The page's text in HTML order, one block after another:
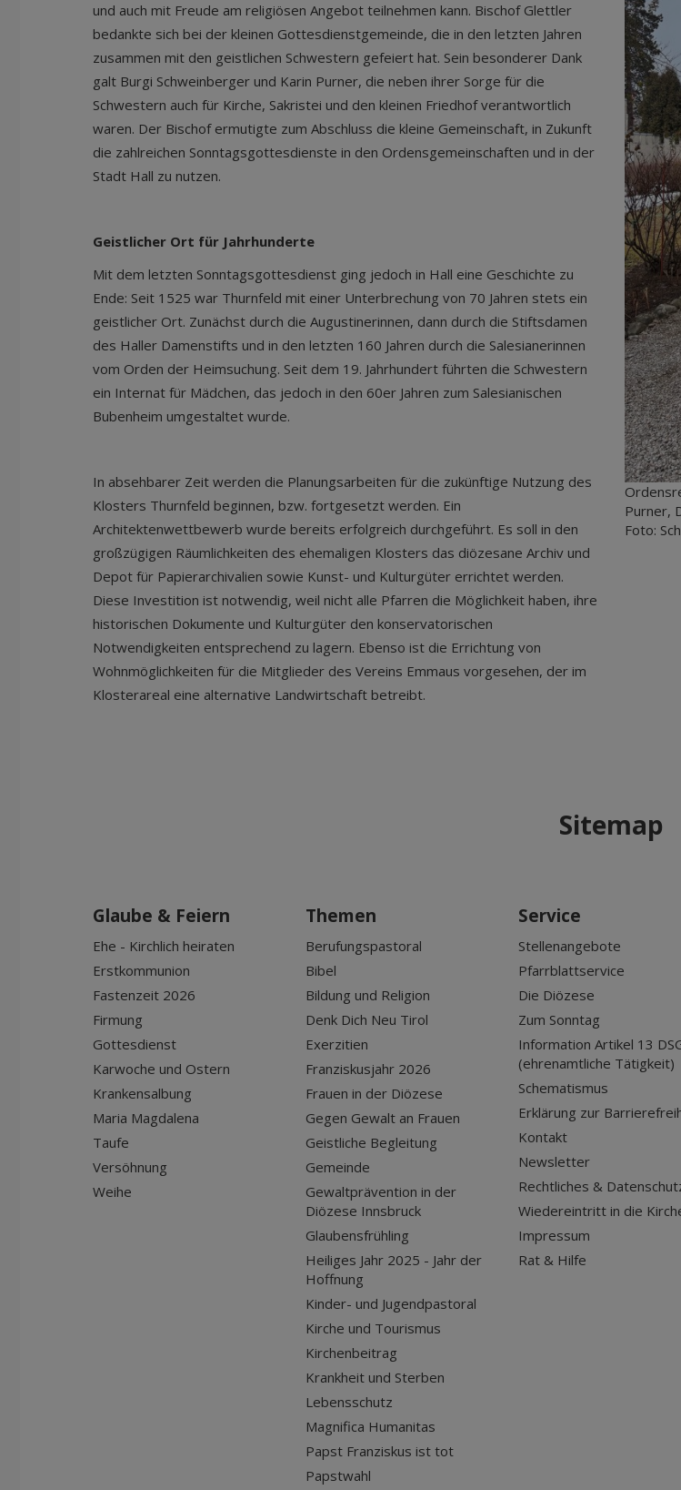
und auch mit Freude am religiösen Angebot teilnehmen kann. Bischof Glettler
bedankte sich bei der kleinen Gottesdienstgemeinde, die in den letzten Jahren
zusammen mit den geistlichen Schwestern gefeiert hat. Sein besonderer Dank
galt Burgi Schweinberger und Karin Purner, die neben ihrer Sorge für die
Schwestern auch für Kirche, Sakristei und den kleinen Friedhof verantwortlich
waren. Der Bischof ermutigte zum Abschluss die kleine Gemeinschaft, in Zukunft
die zahlreichen Sonntagsgottesdienste in den Ordensgemeinschaften und in der
Stadt Hall zu nutzen.
Geistlicher Ort für Jahrhunderte
Mit dem letzten Sonntagsgottesdienst ging jedoch in Hall eine Geschichte zu
Ende: Seit 1525 war Thurnfeld mit einer Unterbrechung von 70 Jahren stets ein
geistlicher Ort. Zunächst durch die Augustinerinnen, dann durch die Stiftsdamen
des Haller Damenstifts und in den letzten 160 Jahren durch die Salesianerinnen
vom Orden der Heimsuchung. Seit dem 19. Jahrhundert führten die Schwestern
ein Internat für Mädchen, das jedoch in den 60er Jahren zum Salesianischen
Bubenheim umgestaltet wurde.
In absehbarer Zeit werden die Planungsarbeiten für die zukünftige Nutzung des
Klosters Thurnfeld beginnen, bzw. fortgesetzt werden. Ein
Architektenwettbewerb wurde bereits erfolgreich durchgeführt. Es soll in den
großzügigen Räumlichkeiten des ehemaligen Klosters das diözesane Archiv und
Depot für Papierarchivalien sowie Kunst- und Kulturgüter errichtet werden.
Diese Investition ist notwendig, weil nicht alle Pfarren die Möglichkeit haben, ihre
historischen Dokumente und Kulturgüter den konservatorischen
Notwendigkeiten entsprechend zu lagern. Ebenso ist die Errichtung von
Wohnmöglichkeiten für die Mitglieder des Vereins Emmaus vorgesehen, der im
Klosterareal eine alternative Landwirtschaft betreibt.
Purner,
Foto:
Sitemap
Glaube & Feiern
Ehe - Kirchlich heiraten
Erstkommunion
Fastenzeit 2026
Firmung
Gottesdienst
Karwoche und Ostern
Krankensalbung
Maria Magdalena
Taufe
Versöhnung
Weihe
Themen
Berufungspastoral
Bibel
Bildung und Religion
Denk Dich Neu Tirol
Exerzitien
Franziskusjahr 2026
Frauen in der Diözese
Gegen Gewalt an Frauen
Geistliche Begleitung
Gemeinde
Gewaltprävention in der
Diözese Innsbruck
Glaubensfrühling
Heiliges Jahr 2025 - Jahr der
Hoffnung
Kinder- und Jugendpastoral
Kirche und Tourismus
Kirchenbeitrag
Krankheit und Sterben
Lebensschutz
Magnifica Humanitas
Papst Franziskus ist tot
Papstwahl
Service
Stellenangebote
Pfarrblattservice
Die Diözese
Zum Sonntag
Information Artikel 13
(ehrenamtliche Tätigkeit)
Schematismus
Erklärung zur
Kontakt
Newsletter
Rechtliches &
Wiedereintritt in die
Impressum
Rat & Hilfe